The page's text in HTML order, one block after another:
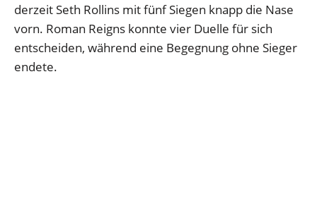
derzeit Seth Rollins mit fünf Siegen knapp die Nase
vorn. Roman Reigns konnte vier Duelle für sich
entscheiden, während eine Begegnung ohne Sieger
endete.